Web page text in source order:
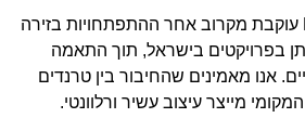
עוקבת מקרוב אחר ההתפתחויות בזירה
בפרויקטים בישראל, תוך התאמה
אנו מאמינים שהחיבור בין טרנדים
מייצר עיצוב עשיר ורלוונטי.